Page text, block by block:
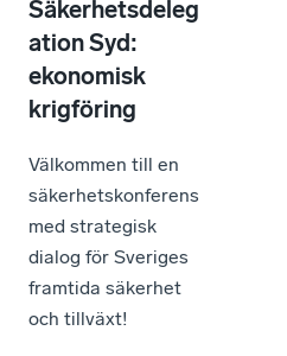
Säkerhetsdeleg
ation Syd:
ekonomisk
krigföring
Välkommen till en
säkerhetskonferens
med strategisk
dialog för Sveriges
framtida säkerhet
och tillväxt!